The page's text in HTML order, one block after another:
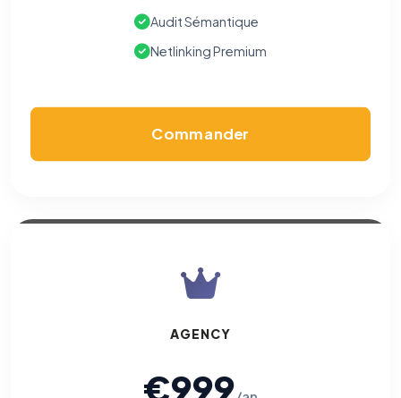
Audit Sémantique
Netlinking Premium
Commander
AGENCY
€999